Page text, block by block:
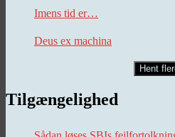
Imens tid er…
Deus ex machina
Hent
Tilgængelighed